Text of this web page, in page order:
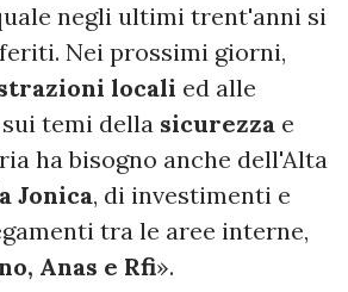
negli ultimi trent'anni si
Nei prossimi giorni,
locali ed alle
temi della sicurezza e
ha bisogno anche dell'Alta
Jonica, di investimenti e
tra le aree interne,
Anas e Rfi».